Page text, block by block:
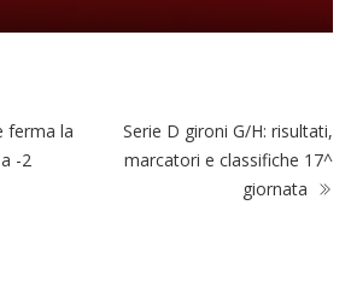
ferma la
-2
Serie D gironi G/H: risultati,
marcatori e classifiche 17^
giornata